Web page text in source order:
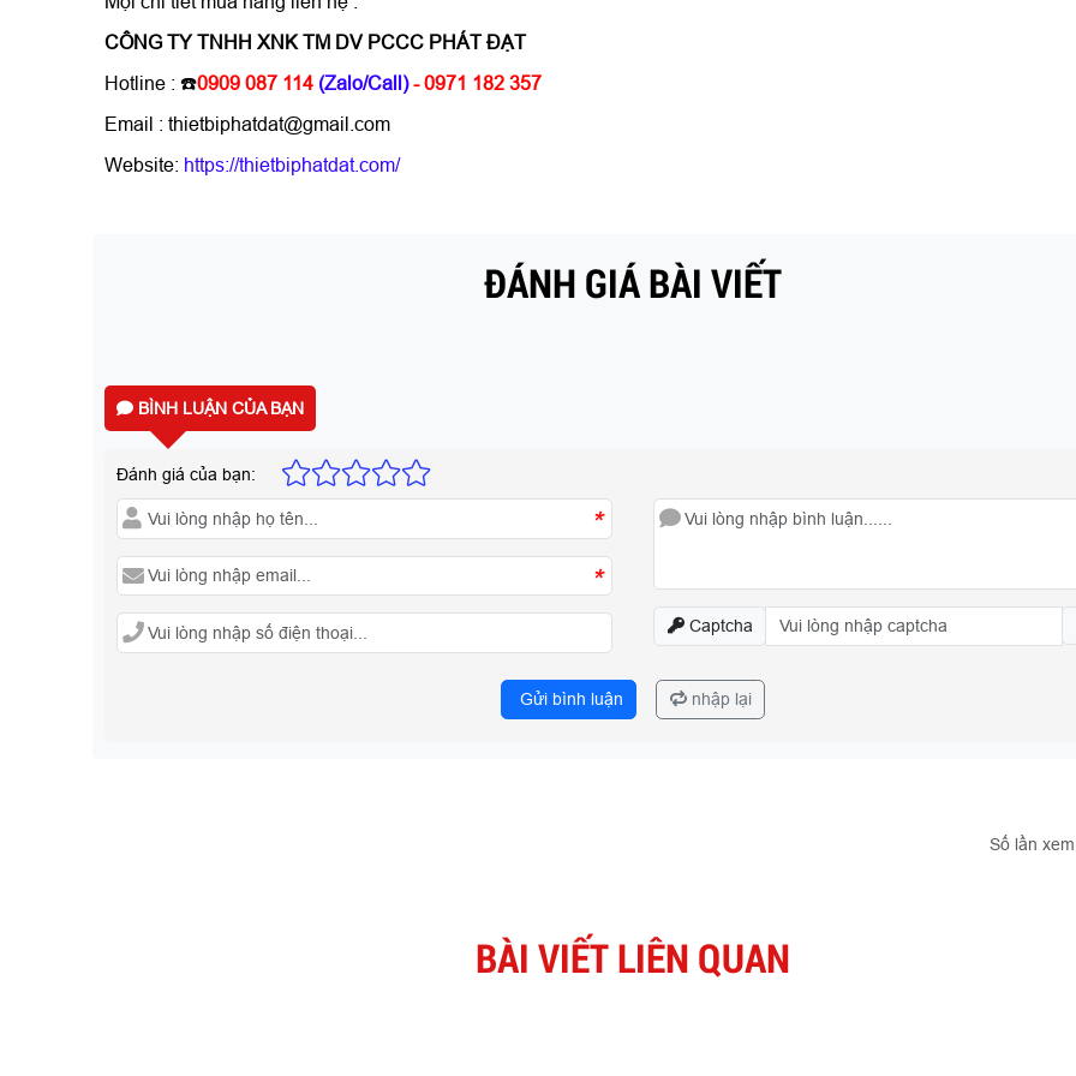
CÔNG TY TNHH XNK TM DV PCCC PHÁT ĐẠT
Hotline : ☎️0909 087 114 (Zalo/Call) - 0971 182 357
Email : thietbiphatdat@gmail.com
Website: https://thietbiphatdat.com/
ĐÁNH GIÁ BÀI VIẾT
BÌNH LUẬN CỦA BẠN
Đánh giá của bạn:
*
*
Captcha
Gửi bình luận nhập lại
Số lần
BÀI VIẾT LIÊN QUAN